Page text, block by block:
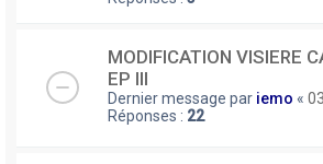
MODIFICATION VISIERE
EP III
Dernier message par iemo «
Réponses : 22